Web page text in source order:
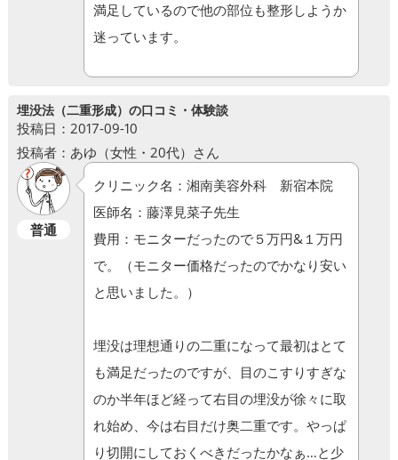
満足しているので他の部位も整形しようか
迷っています。
埋没法（二重形成）の口コミ・体験談
投稿日：2017-09-10
投稿者：あゆ（女性・20代）さん
普通
クリニック名：湘南美容外科 新宿本院
医師名：藤澤見菜子先生
費用：モニターだったので５万円&１万円
で。（モニター価格だったのでかなり安い
と思いました。）
埋没は理想通りの二重になって最初はとて
も満足だったのですが、目のこすりすぎな
のか半年ほど経って右目の埋没が徐々に取
れ始め、今は右目だけ奥二重です。やっぱ
り切開にしておくべきだったかなぁ…と少